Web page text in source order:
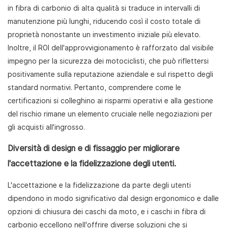
in fibra di carbonio di alta qualità si traduce in intervalli di
manutenzione più lunghi, riducendo così il costo totale di
proprietà nonostante un investimento iniziale più elevato.
Inoltre, il ROI dell'approvvigionamento è rafforzato dal visibile
impegno per la sicurezza dei motociclisti, che può riflettersi
positivamente sulla reputazione aziendale e sul rispetto degli
standard normativi. Pertanto, comprendere come le
certificazioni si colleghino ai risparmi operativi e alla gestione
del rischio rimane un elemento cruciale nelle negoziazioni per
gli acquisti all'ingrosso.
Diversità di design e di fissaggio per migliorare
l'accettazione e la fidelizzazione degli utenti.
L'accettazione e la fidelizzazione da parte degli utenti
dipendono in modo significativo dal design ergonomico e dalle
opzioni di chiusura dei caschi da moto, e i caschi in fibra di
carbonio eccellono nell'offrire diverse soluzioni che si